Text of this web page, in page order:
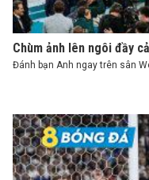
Chùm ảnh lên ngôi đầy
Đánh bạn Anh ngay trên sân